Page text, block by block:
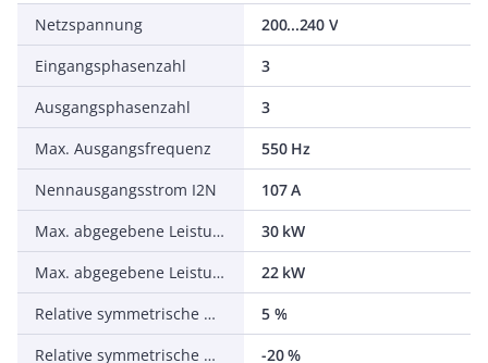
Netzspannung
200...240 V
Eingangsphasenzahl
3
Ausgangsphasenzahl
3
Max. Ausgangsfrequenz
550 Hz
Nennausgangsstrom I2N
107 A
Max. abgegebene Leistung bei quadrat. Belastung bei Bemessungsausgangsspannung
30 kW
Max. abgegebene Leistung bei linearer Belastung bei Bemessungsausgangsspannung
22 kW
Relative symmetrische Netzfrequenztoleranz
5 %
Relative symmetrische Netzspannungstoleranz
-20 %